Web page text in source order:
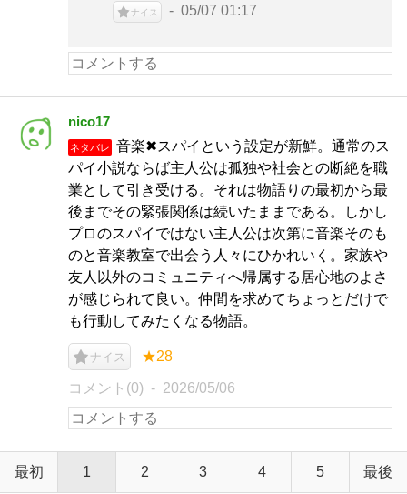
ナイス 05/07 01:17
nico17
ネタバレ
音楽✖︎スパイという設定が新鮮。通常のス
パイ小説ならば主人公は孤独や社会との断絶を職
業として引き受ける。それは物語りの最初から最
後までその緊張関係は続いたままである。しかし
プロのスパイではない主人公は次第に音楽そのも
のと音楽教室で出会う人々にひかれいく。家族や
友人以外のコミュニティへ帰属する居心地のよさ
が感じられて良い。仲間を求めてちょっとだけで
も行動してみたくなる物語。
ナイス ★28
コメント(0) 2026/05/06
最初 1 2 3 4 5 最後